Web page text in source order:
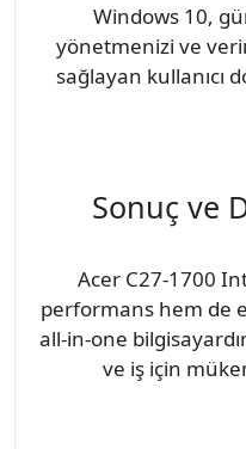
Windows 10,
yönetmenizi ve
sağlayan kullanıcı
Sonuç ve
Acer C27-1700
performans hem de
all-in-one
ve iş için